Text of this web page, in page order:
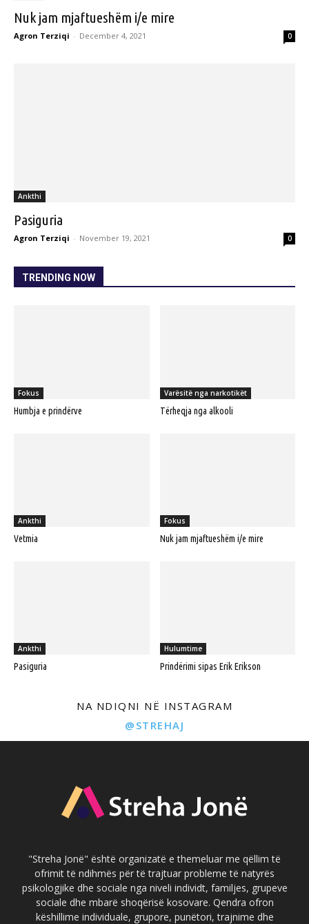
Nuk jam mjaftueshëm i/e mire
Agron Terziqi - December 4, 2021 0
Ankthi
Pasiguria
Agron Terziqi - November 19, 2021 0
TRENDING NOW
Fokus
Humbja e prindërve
Varësitë nga narkotikët
Tërheqja nga alkooli
Ankthi
Vetmia
Fokus
Nuk jam mjaftueshëm i/e mire
Ankthi
Pasiguria
Hulumtime
Prindërimi sipas Erik Erikson
NA NDIQNI NË INSTAGRAM
@STREHAJ
"Streha Jonë" është organizatë e themeluar me qëllim të
ofrimit të ndihmës për të trajtuar probleme të natyrës
psikologjike dhe sociale nga niveli individt, familjes, grupeve
sociale dhe mbarë shoqërisë kosovare. Qendra ofron
këshillime individuale, grupore, punëtori, trajnime dhe